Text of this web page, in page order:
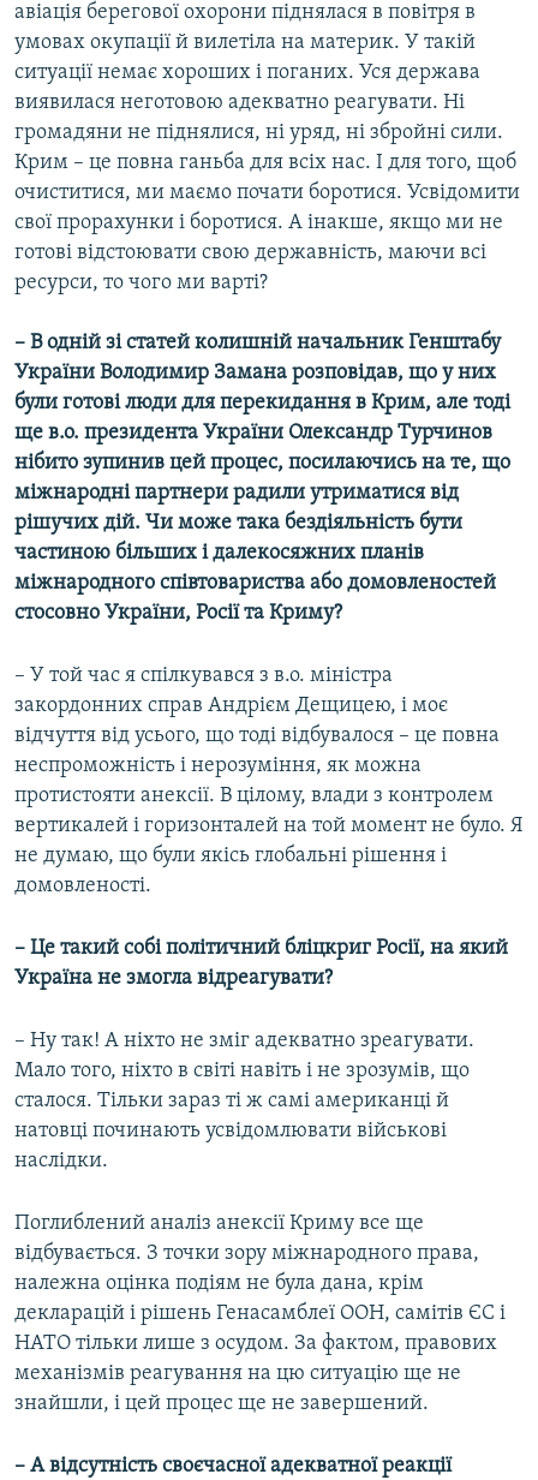
авіація берегової охорони піднялася в повітря в
умовах окупації й вилетіла на материк. У такій
ситуації немає хороших і поганих. Уся держава
виявилася неготовою адекватно реагувати. Ні
громадяни не піднялися, ні уряд, ні збройні сили.
Крим – це повна ганьба для всіх нас. І для того, щоб
очиститися, ми маємо почати боротися. Усвідомити
свої прорахунки і боротися. А інакше, якщо ми не
готові відстоювати свою державність, маючи всі
ресурси, то чого ми варті?
– В одній зі статей колишній начальник Генштабу
України Володимир Замана розповідав, що у них
були готові люди для перекидання в Крим, але тоді
ще в.о. президента України Олександр Турчинов
нібито зупинив цей процес, посилаючись на те, що
міжнародні партнери радили утриматися від
рішучих дій. Чи може така бездіяльність бути
частиною більших і далекосяжних планів
міжнародного співтовариства або домовленостей
стосовно України, Росії та Криму?
– У той час я спілкувався з в.о. міністра
закордонних справ Андрієм Дещицею, і моє
відчуття від усього, що тоді відбувалося – це повна
неспроможність і нерозуміння, як можна
протистояти анексії. В цілому, влади з контролем
вертикалей і горизонталей на той момент не було. Я
не думаю, що були якісь глобальні рішення і
домовленості.
– Це такий собі політичний бліцкриг Росії, на який
Україна не змогла відреагувати?
– Ну так! А ніхто не зміг адекватно зреагувати.
Мало того, ніхто в світі навіть і не зрозумів, що
сталося. Тільки зараз ті ж самі американці й
натовці починають усвідомлювати військові
наслідки.
Поглиблений аналіз анексії Криму все ще
відбувається. З точки зору міжнародного права,
належна оцінка подіям не була дана, крім
декларацій і рішень Генасамблеї ООН, самітів ЄС і
НАТО тільки лише з осудом. За фактом, правових
механізмів реагування на цю ситуацію ще не
знайшли, і цей процес ще не завершений.
– А відсутність своєчасної адекватної реакції